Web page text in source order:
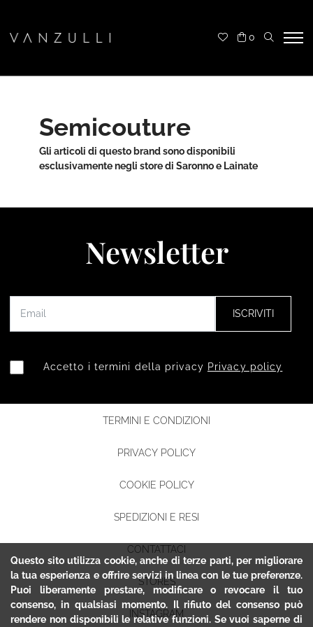
0
Semicouture
Gli articoli di questo brand sono disponibili
esclusivamente negli store di Saronno e Lainate
Newsletter
ISCRIVITI
Accetto i termini della privacy Privacy policy
TERMINI E CONDIZIONI
PRIVACY POLICY
COOKIE POLICY
SPEDIZIONI E RESI
CONTATTACI
STORES
INSTAGRAM
Questo sito utilizza cookie, anche di terze parti, per migliorare
la tua esperienza e offrire servizi in linea con le tue preferenze.
Puoi liberamente prestare, modificare o revocare il tuo
consenso, in qualsiasi momento. Il rifiuto del consenso può
rendere non disponibili le relative funzioni. Se vuoi saperne di